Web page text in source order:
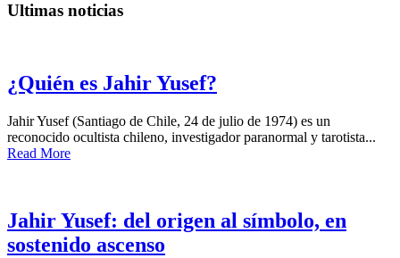
Ultimas noticias
¿Quién es Jahir Yusef?
Jahir Yusef (Santiago de Chile, 24 de julio de 1974) es un
reconocido ocultista chileno, investigador paranormal y tarotista...
Read More
Jahir Yusef: del origen al símbolo, en
sostenido ascenso